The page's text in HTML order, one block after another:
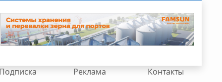
Реклама Контакты